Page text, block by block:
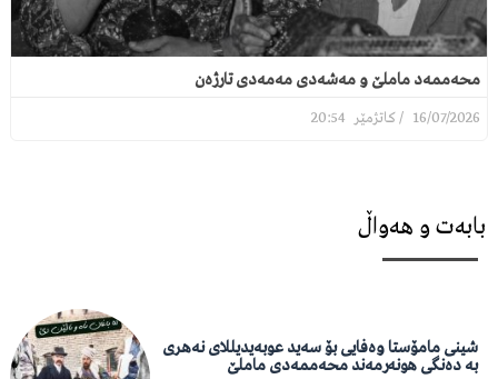
محەممەد ماملێ و مەشەدی مەمەدی تارژەن
16/07/2026
بابەت و هەواڵ
شینی مامۆستا وەفایی بۆ سەید عوبەیدیللای نەهری
بە دەنگی هونەرمەند محەممەدی ماملێ